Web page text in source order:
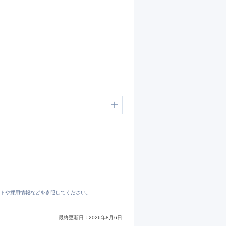
や採用情報などを参照してください。
最終更新日： 2026年8月6日